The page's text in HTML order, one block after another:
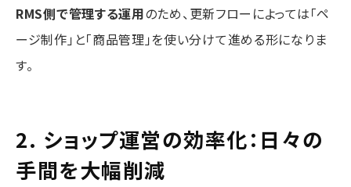
RMS側で管理する運用のため、更新フローによっては「ペ
ージ制作」と「商品管理」を使い分けて進める形になりま
す。
2. ショップ運営の効率化：日々の
手間を大幅削減